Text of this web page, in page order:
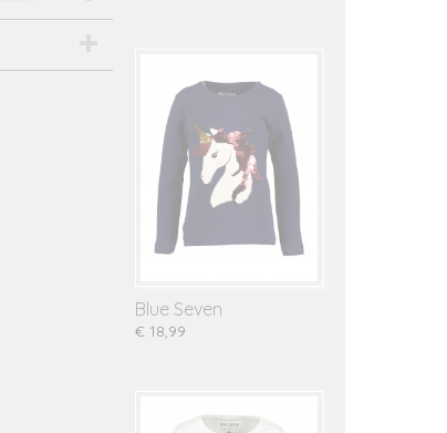
Blue Seven
€ 18,99